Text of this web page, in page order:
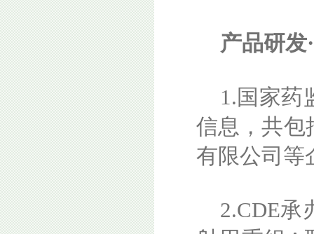
产品研发
1.国家药
信息，共包
有限公司等
2.CDE承